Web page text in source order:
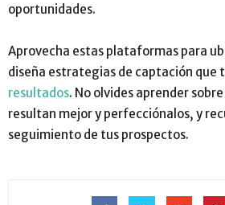
oportunidades.
Aprovecha estas plataformas para
diseña estrategias de captación que
resultados. No olvides aprender
resultan mejor y perfecciónalos, y
seguimiento de tus prospectos.